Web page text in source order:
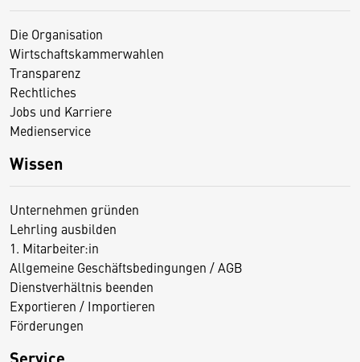
Die Organisation
Wirtschaftskammerwahlen
Transparenz
Rechtliches
Jobs und Karriere
Medienservice
Wissen
Unternehmen gründen
Lehrling ausbilden
1. Mitarbeiter:in
Allgemeine Geschäftsbedingungen / AGB
Dienstverhältnis beenden
Exportieren / Importieren
Förderungen